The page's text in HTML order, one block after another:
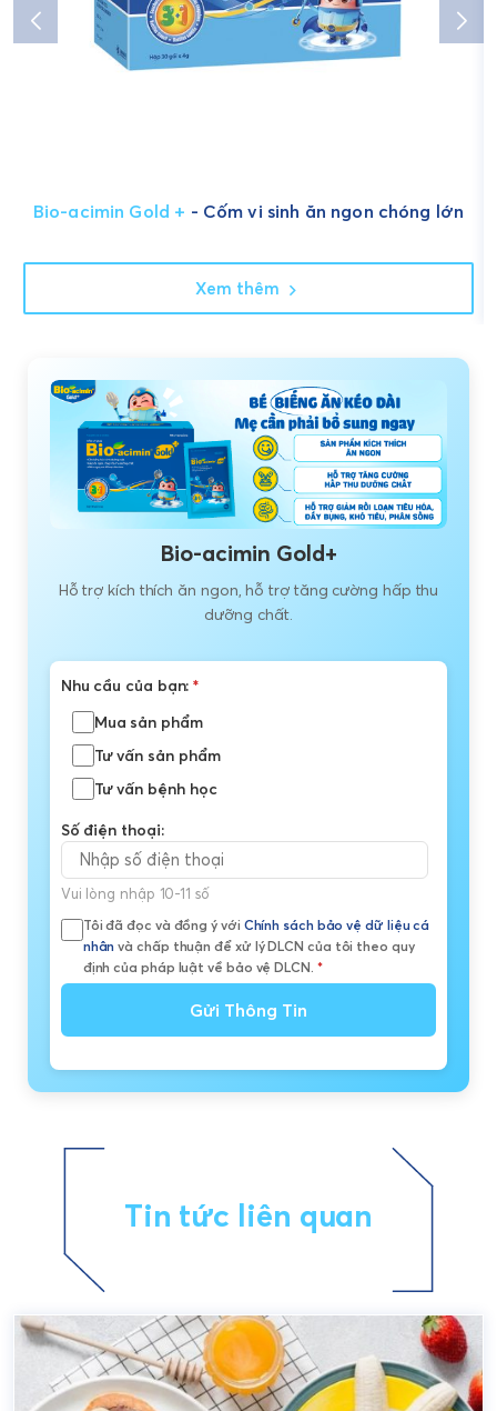
Bio-acimin Gold + - Cốm vi sinh ăn ngon chóng lớn
Xem thêm
Bio-acimin Gold+
Hỗ trợ kích thích ăn ngon, hỗ trợ tăng cường hấp thu
dưỡng chất.
Nhu cầu của bạn:*
Mua sản phẩm
Tư vấn sản phẩm
Tư vấn bệnh học
Số điện thoại:
Vui lòng nhập 10-11 số
Tôi đã đọc và đồng ý với Chính sách bảo vệ dữ liệu cá
nhân và chấp thuận để xử lý DLCN của tôi theo quy
định của pháp luật về bảo vệ DLCN. *
Gửi Thông Tin
Tin tức liên quan